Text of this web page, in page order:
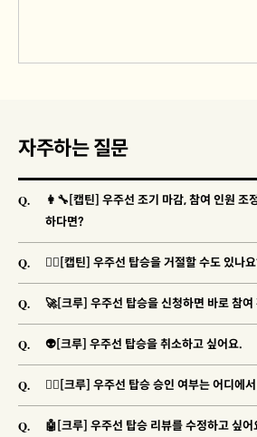
자주하는 질문
Q.
👩‍🔧[캡틴] 우주선 조기 마감, 참여 인원 조
하다면?
Q. 🐱‍👓[캡틴] 우주선 탑승을 거절할 수도 있나
Q. 🚀[크루] 우주선 탑승을 신청하면 바로 참여
Q. 👽[크루] 우주선 탑승을 취소하고 싶어요.
Q. 🐱‍🚀[크루] 우주선 탑승 승인 여부는 어디에
Q. 🤖[크루] 우주선 탑승 리뷰를 수정하고 싶어